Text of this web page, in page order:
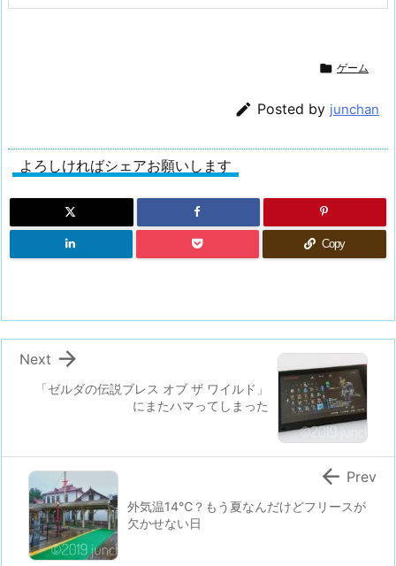
 ゲーム
 Posted by junchan
よろしければシェアお願いします
Copy
「ゼルダの伝説ブレス オブ ザ ワイルド」
にまたハマってしまった

Next
外気温14℃？もう夏なんだけどフリースが
欠かせない日
 Prev